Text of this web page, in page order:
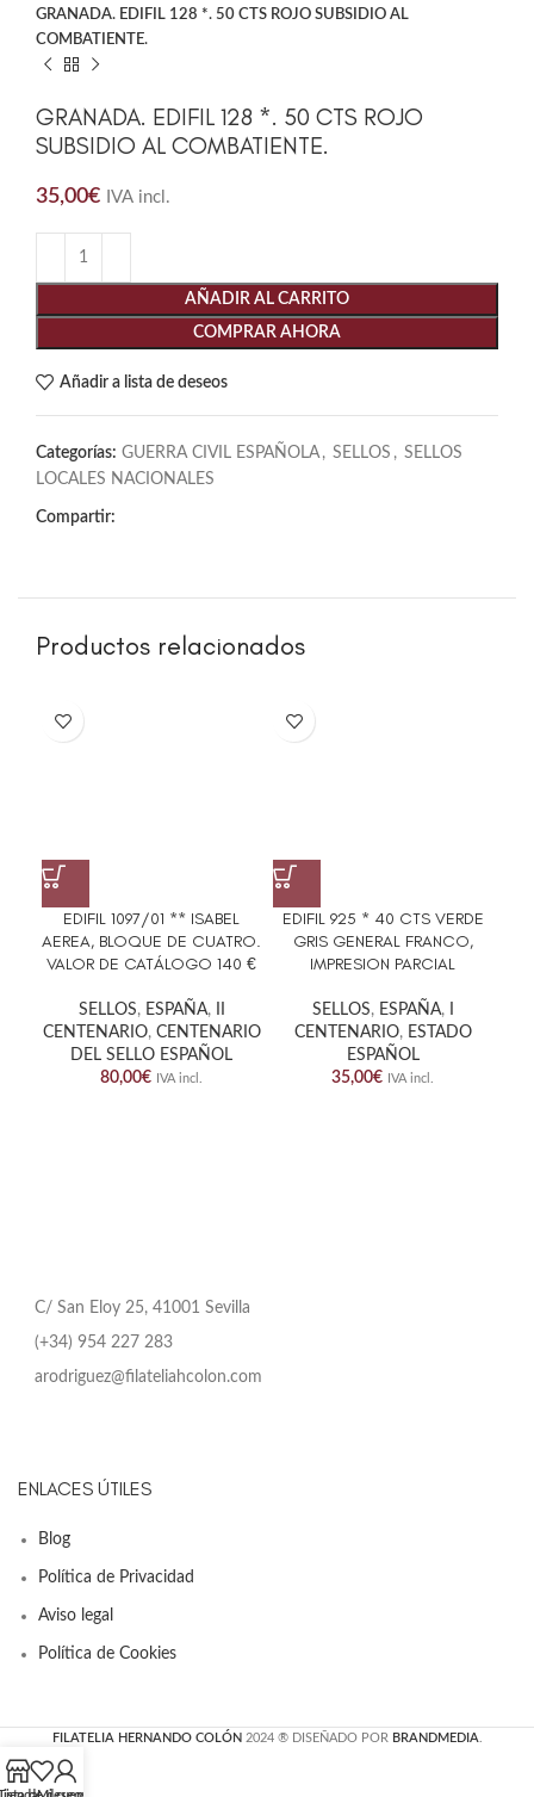
GRANADA. EDIFIL 128 *. 50 CTS ROJO SUBSIDIO AL
COMBATIENTE.
GRANADA. EDIFIL 128 *. 50 CTS ROJO
SUBSIDIO AL COMBATIENTE.
35,00€ IVA incl.
AÑADIR AL CARRITO
COMPRAR AHORA
Añadir a lista de deseos
Categorías: GUERRA CIVIL ESPAÑOLA , SELLOS , SELLOS
LOCALES NACIONALES
Compartir:
Productos relacionados
EDIFIL 1097/01 ** ISABEL
AEREA, BLOQUE DE CUATRO.
VALOR DE CATÁLOGO 140 €
SELLOS, ESPAÑA,
CENTENARIO, CENTENARIO
DEL SELLO ESPAÑOL
80,00€ IVA incl.
EDIFIL 925 * 40 CTS VERDE
GRIS GENERAL FRANCO,
IMPRESION PARCIAL
SELLOS, ESPAÑA,
CENTENARIO, ESTADO
ESPAÑOL
35,00€ IVA incl.
C/ San Eloy 25, 41001 Sevilla
(+34) 954 227 283
arodriguez@filateliahcolon.com
ENLACES ÚTILES
Blog
Política de Privacidad
Aviso legal
Política de Cookies
FILATELIA HERNANDO COLÓN 2024 ® DISEÑADO POR BRANDMEDIA